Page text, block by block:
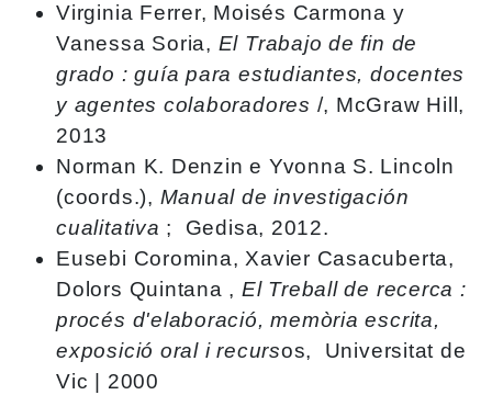
Virginia Ferrer, Moisés Carmona y
Vanessa Soria, El Trabajo de fin de
grado : guía para estudiantes, docentes
y agentes colaboradores /, McGraw Hill,
2013
Norman K. Denzin e Yvonna S. Lincoln
(coords.), Manual de investigación
cualitativa ; Gedisa, 2012.
Eusebi Coromina, Xavier Casacuberta,
Dolors Quintana ,El Treball de recerca :
procés d'elaboració, memòria escrita,
exposició oral i recursos, Universitat de
Vic | 2000